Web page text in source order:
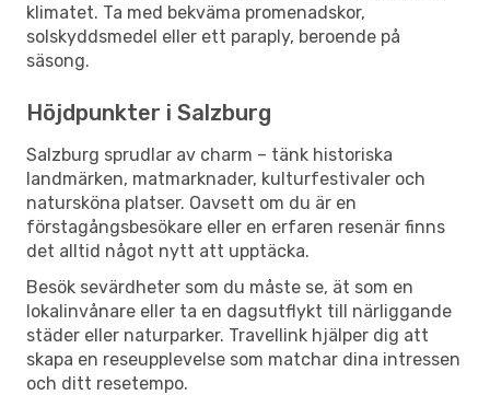
klimatet. Ta med bekväma promenadskor,
solskyddsmedel eller ett paraply, beroende på
säsong.
Höjdpunkter i Salzburg
Salzburg sprudlar av charm – tänk historiska
landmärken, matmarknader, kulturfestivaler och
natursköna platser. Oavsett om du är en
förstagångsbesökare eller en erfaren resenär finns
det alltid något nytt att upptäcka.
Besök sevärdheter som du måste se, ät som en
lokalinvånare eller ta en dagsutflykt till närliggande
städer eller naturparker. Travellink hjälper dig att
skapa en reseupplevelse som matchar dina intressen
och ditt resetempo.